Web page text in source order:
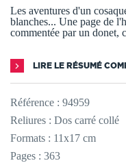
Les aventures d'un
blanches... Une page de
commentée par un donet, c
LIRE LE RÉSUMÉ
Référence : 94959
Reliures : Dos carré collé
Formats : 11x17 cm
Pages : 363